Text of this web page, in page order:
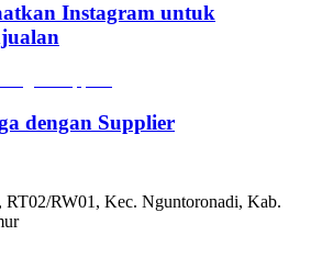
Instagram untuk
dengan Supplier
RT02/RW01, Kec. Nguntoronadi, Kab.